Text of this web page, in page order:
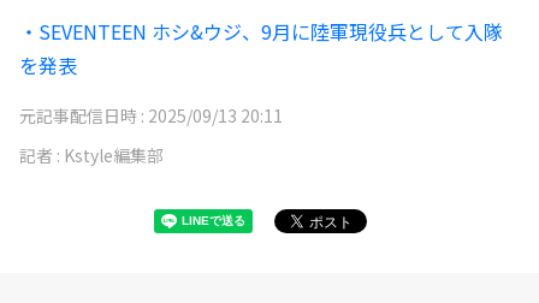
・SEVENTEEN ホシ&ウジ、9月に陸軍現役兵として入隊
を発表
元記事配信日時 : 2025/09/13 20:11
記者 : Kstyle編集部